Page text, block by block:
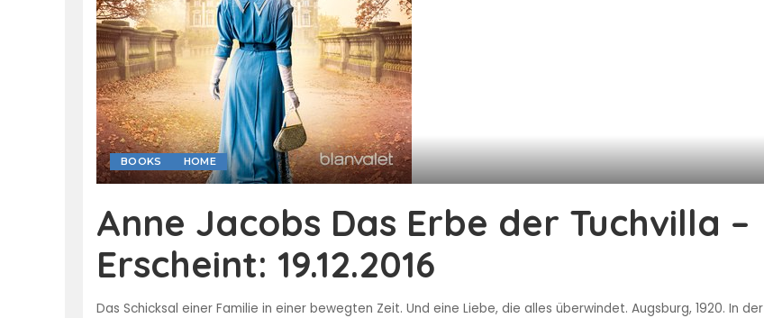
BOOKS HOME
Anne Jacobs Das Erbe der Tuchvilla –
Erscheint: 19.12.2016
Das Schicksal einer Familie in einer bewegten Zeit. Und eine Liebe, die alles überwindet. Augsburg, 1920. In der